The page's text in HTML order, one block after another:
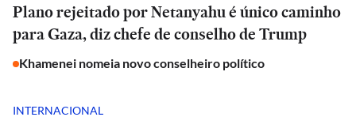
Plano rejeitado por Netanyahu é único caminho
para Gaza, diz chefe de conselho de Trump
Khamenei nomeia novo conselheiro político
INTERNACIONAL